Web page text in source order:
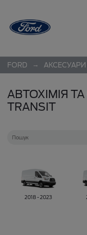
FORD → АКСЕСУАРИ
АВТОХІМІЯ
TRANSIT
2018 - 2023